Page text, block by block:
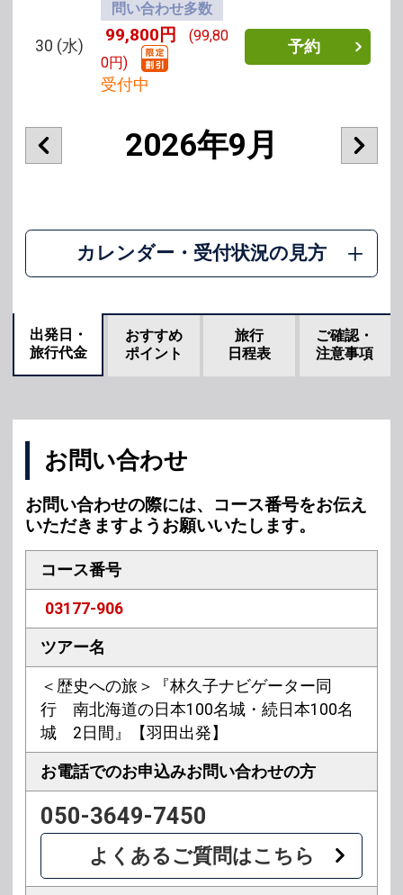
30 (水)
問い合わせ多数
99,800円
(99,80
0円)
受付中
予約
2026年9月
カレンダー・受付状況の見方
出発日・
旅行代金
おすすめ
ポイント
旅行
日程表
ご確認・
注意事項
お問い合わせ
お問い合わせの際には、コース番号をお伝え
いただきますようお願いいたします。
コース番号
03177-906
ツアー名
＜歴史への旅＞『林久子ナビゲーター同
行 南北海道の日本100名城・続日本100名
城 2日間』【羽田出発】
お電話でのお申込みお問い合わせの方
050-3649-7450
よくあるご質問はこちら